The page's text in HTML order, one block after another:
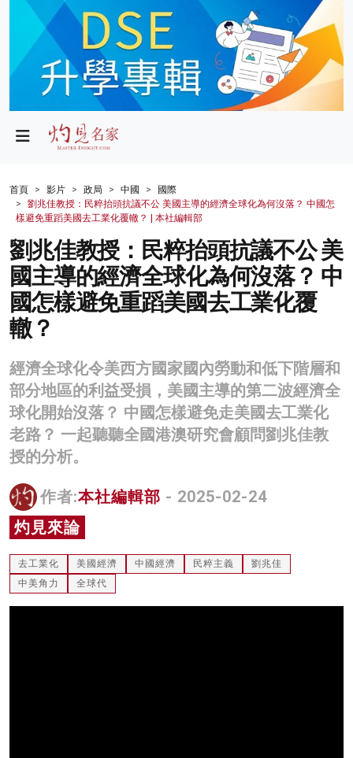
政局
財經
生活
健康
商業
科技
影片
名家榜
灼見活動
關於我們
首頁 影片 政局 中國
國際
劉兆佳教授：民粹抬頭抗議不公 美國主導的經濟全球化為何沒落？ 中國怎
樣避免重蹈美國去工業化覆轍？ | 本社編輯部
劉兆佳教授：民粹抬頭抗議不公 美
國主導的經濟全球化為何沒落？ 中
國怎樣避免重蹈美國去工業化覆
轍？
經濟全球化令美西方國家國內勞動和低下階層和
部分地區的利益受損，美國主導的第二波經濟全
球化開始沒落？ 中國怎樣避免走美國去工業化
老路？ 一起聽聽全國港澳研究會顧問劉兆佳教
授的分析。
作者:本社編輯部 - 2025-02-24
灼見來論
去工業化 美國經濟 中國經濟 民粹主義
劉兆佳
中美角力
全球代